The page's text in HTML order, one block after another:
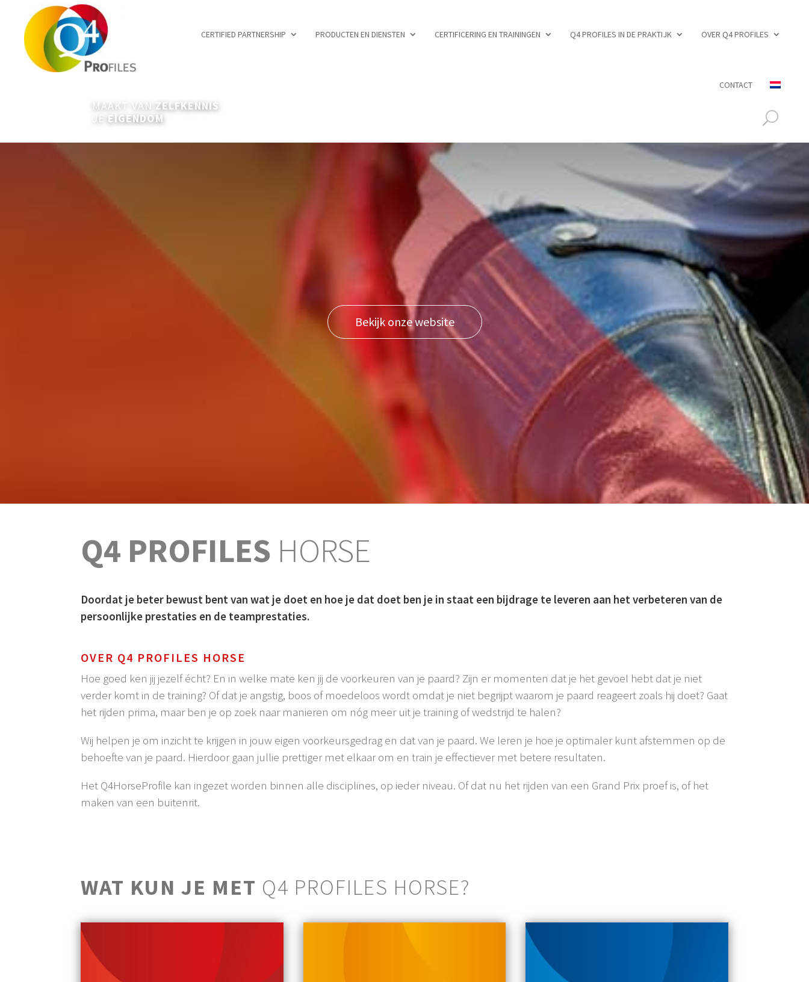
CERTIFIED PARTNERSHIP PRODUCTEN EN DIENSTEN CERTIFICERING EN TRAININGEN Q4 PROFILES IN DE PRAKTIJK OVER Q4 PROFILES
CONTACT
MAAKT VAN ZELFKENNIS
JE
EIGENDOM
Bekijk onze website
Q4 PROFILES HORSE
Doordat je beter bewust bent van wat je doet en hoe je dat doet ben je in staat een bijdrage te leveren aan het verbeteren van de
persoonlijke prestaties en de teamprestaties.
OVER Q4 PROFILES HORSE
Hoe goed ken jij jezelf écht? En in welke mate ken jij de voorkeuren van je paard? Zijn er momenten dat je het gevoel hebt dat je niet
verder komt in de training? Of dat je angstig, boos of moedeloos wordt omdat je niet begrijpt waarom je paard reageert zoals hij doet? Gaat
het rijden prima, maar ben je op zoek naar manieren om nóg meer uit je training of wedstrijd te halen?
Wij helpen je om inzicht te krijgen in jouw eigen voorkeursgedrag en dat van je paard. We leren je hoe je optimaler kunt afstemmen op de
behoefte van je paard. Hierdoor gaan jullie prettiger met elkaar om en train je effectiever met betere resultaten.
Het Q4HorseProfile kan ingezet worden binnen alle disciplines, op ieder niveau. Of dat nu het rijden van een Grand Prix proef is, of het
maken van een buitenrit.
WAT KUN JE MET Q4 PROFILES HORSE?